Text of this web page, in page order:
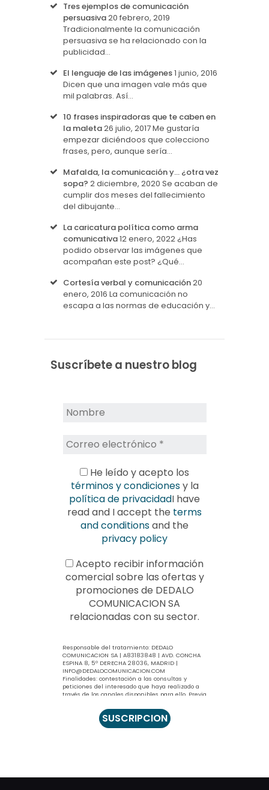
Tres ejemplos de comunicación
persuasiva20 febrero, 2019
Tradicionalmente la comunicación
persuasiva se ha relacionado con la
publicidad…
El lenguaje de las imágenes1 junio, 2016
Dicen que una imagen vale más que
mil palabras. Así…
10 frases inspiradoras que te caben en
la maleta26 julio, 2017Me gustaría
empezar diciéndoos que colecciono
frases, pero, aunque sería…
Mafalda, la comunicación y… ¿otra vez
sopa? 2 diciembre, 2020 Se acaban de
cumplir dos meses del fallecimiento
del dibujante…
La caricatura política como arma
comunicativa12 enero, 2022¿Has
podido observar las imágenes que
acompañan este post? ¿Qué…
Cortesía verbal y comunicación20
enero, 2016 La comunicación no
escapa a las normas de educación y…
Suscríbete a nuestro blog
He leído y acepto los
términos y condicionesy la
política de privacidadI have
read and I accept the terms
and conditionsand the
privacy policy
Acepto recibir información
comercial sobre las ofertas y
promociones de DEDALO
COMUNICACION SA
relacionadas con su sector.
Responsable del tratamiento: DEDALO
COMUNICACION SA | A83183848 | AVD. CONCHA
ESPINA 8, 5º DERECHA 28036, MADRID |
INFO@DEDALOCOMUNICACION.COM
Finalidades: contestación a las consultas y
peticiones del interesado que haya realizado a
través de los canales disponibles para ello. Previa
podrá enviar información comercial relacionada
con nuestro sector.
Legitimación: contestación a sus consultas, el
conservarán el tiempo estrictamente necesario